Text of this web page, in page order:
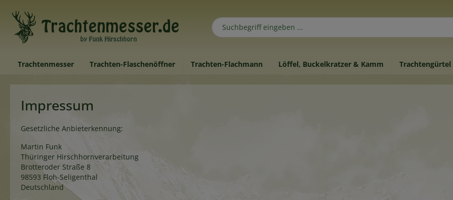
springen
Trachtenmesser Trachten-Flaschenöffner Trachten-Flachmann Löffel, Buckelkratzer & Kamm Trachtengürtel
Schmuck für die Lederhose
Kragen- und Reversschmuck
Impressum
Gesetzliche Anbieterkennung:
Martin Funk
Thüringer Hirschhornverarbeitung
Brotteroder Straße 8
98593 Floh-Seligenthal
Deutschland